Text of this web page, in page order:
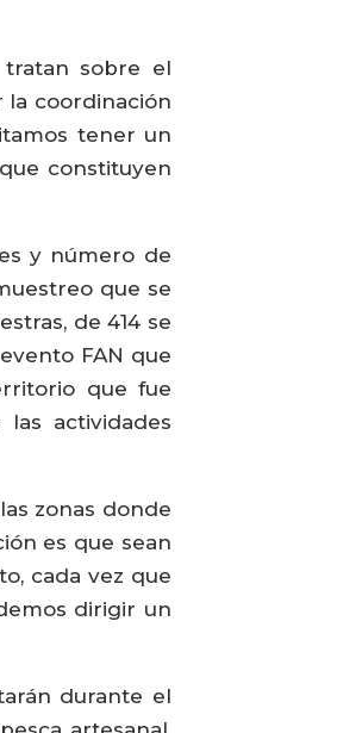
sobre el
la coordinación
tener un
constituyen
y número de
que se
de 414 se
FAN que
que fue
actividades
zonas donde
es que sean
cada vez que
dirigir un
durante el